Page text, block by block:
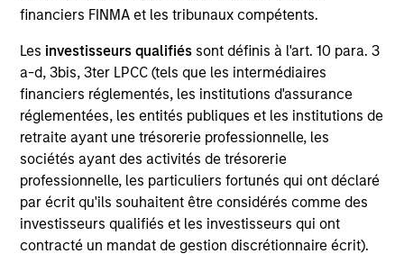
financiers FINMA et les tribunaux compétents.
Les investisseurs qualifiés sont définis à l'art. 10 para. 3
a-d, 3bis, 3ter LPCC (tels que les intermédiaires
financiers réglementés, les institutions d'assurance
réglementées, les entités publiques et les institutions de
retraite ayant une trésorerie professionnelle, les
sociétés ayant des activités de trésorerie
professionnelle, les particuliers fortunés qui ont déclaré
par écrit qu'ils souhaitent être considérés comme des
investisseurs qualifiés et les investisseurs qui ont
contracté un mandat de gestion discrétionnaire écrit).
Invested on
Jun 2012
Transaction Type
First Institutional
Realization Date
Aug 2019